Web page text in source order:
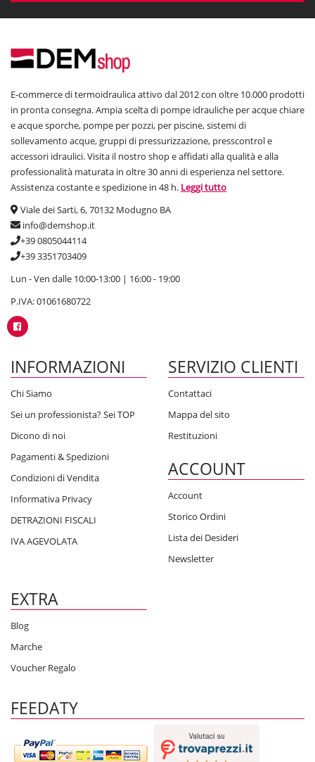
E-commerce di termoidraulica attivo dal 2012 con oltre 10.000 prodotti
in pronta consegna. Ampia scelta di pompe idrauliche per acque chiare
e acque sporche, pompe per pozzi, per piscine, sistemi di
sollevamento acque, gruppi di pressurizzazione, presscontrol e
accessori idraulici. Visita il nostro shop e affidati alla qualità e alla
professionalità maturata in oltre 30 anni di esperienza nel settore.
Assistenza costante e spedizione in 48 h. Leggi tutto
Viale dei Sarti, 6, 70132 Modugno BA
info@demshop.it
+39 0805044114
+39 3351703409
Lun - Ven dalle 10:00-13:00 | 16:00 - 19:00
P.IVA: 01061680722
INFORMAZIONI
Chi Siamo
Sei un professionista? Sei TOP
Dicono di noi
Pagamenti & Spedizioni
Condizioni di Vendita
Informativa Privacy
DETRAZIONI FISCALI
IVA AGEVOLATA
SERVIZIO CLIENTI
Contattaci
Mappa del sito
Restituzioni
ACCOUNT
Account
Storico Ordini
Lista dei Desideri
Newsletter
EXTRA
Blog
Marche
Voucher Regalo
FEEDATY